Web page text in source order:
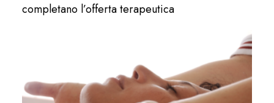
completano l’offerta terapeutica